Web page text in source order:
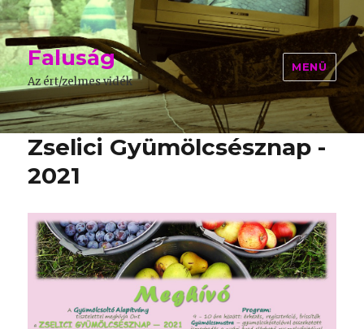
Faluság
Az ért/zelmes vidék
MENÜ
Zselici Gyümölcsésznap -
2021